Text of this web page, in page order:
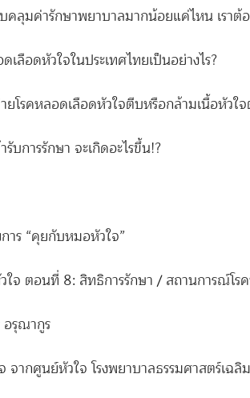
คลุมค่ารักษาพยาบาลมากน้อยแค่ไหน เราต้
ลือดหัวใจในประเทศไทยเป็นอย่างไร?
ยโรคหลอดเลือดหัวใจตีบหรือกล้ามเนื้อหัวใ
บการรักษา จะเกิดอะไรขึ้น!?
าร “คุยกับหมอหัวใจ”
ใจ ตอนที่ 8: สิทธิการรักษา / สถานการณ์โ
รุณากูร
จากศูนย์หัวใจ โรงพยาบาลธรรมศาสตร์เฉลิ